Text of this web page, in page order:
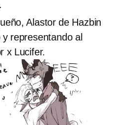
Alastor de Hazbin
representando al
x Lucifer.